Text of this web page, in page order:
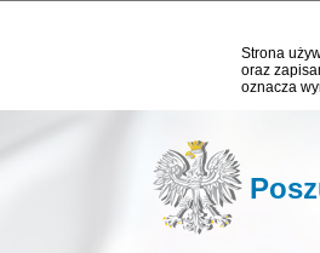
Strona
oraz
oznacza